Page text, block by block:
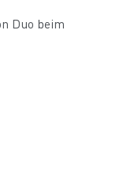
Duo beim